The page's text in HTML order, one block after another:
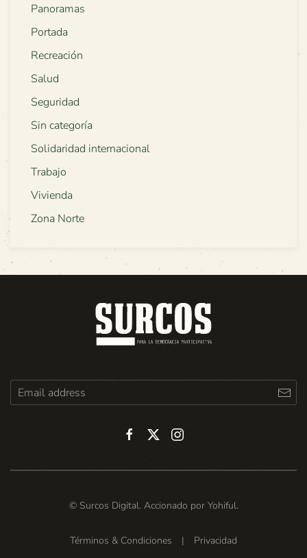
Panoramas
Portada
Recreación
Salud
Seguridad
Sin categoría
Solidaridad internacional
Trabajo
Vivienda
Zona Norte
© Surcos Digital. Accionado por Yohiful.
Términos & Condiciones | Privacidad